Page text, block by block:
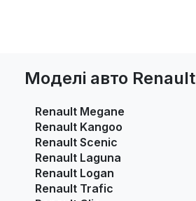
Моделі авто Renault
Renault Megane
Renault Kangoo
Renault Scenic
Renault Laguna
Renault Logan
Renault Trafic